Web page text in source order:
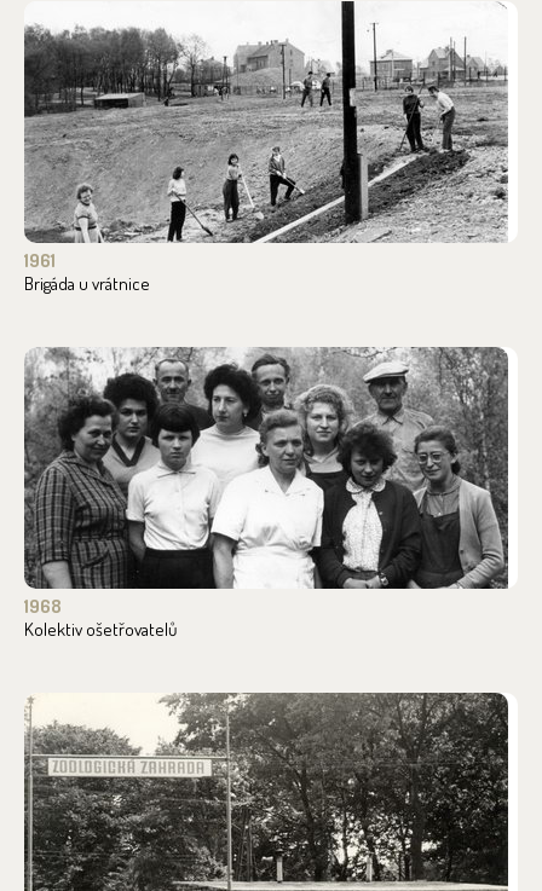
1961
Brigáda u vrátnice
1968
Kolektiv ošetřovatelů